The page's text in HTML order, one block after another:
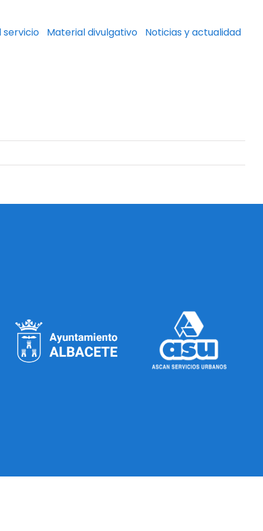
servicio Material divulgativo Noticias y actualidad